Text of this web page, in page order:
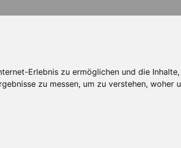
Erlebnis zu ermöglichen und die Inhalte,
zu messen, um zu verstehen, woher